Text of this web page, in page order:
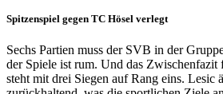
Spitzenspiel gegen TC Hösel verlegt
Sechs Partien muss der SVB in der
der Spiele ist rum. Und das
steht mit drei Siegen auf Rang eins. Lesic